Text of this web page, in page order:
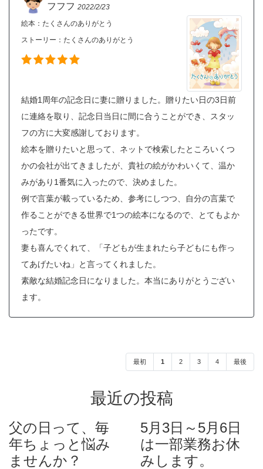
フフフ 2022/2/23
絵本：たくさんのありがとう
ストーリー： たくさんのありがとう
結婚1周年の記念日に妻に贈りました。贈りたい日の3日前
に連絡を取り、記念日当日に間に合うことができ、スタッ
フの方に大変感謝しております。
絵本を贈りたいと思って、ネットで検索したところいくつ
かの会社が出てきましたが、貴社の絵がかわいくて、温か
みがあり1番気に入ったので、決めました。
例で言葉が載っているため、参考にしつつ、自分の言葉で
作ることができる世界で1つの絵本になるので、とてもよか
ったです。
妻も喜んでくれて、「子どもが生まれたら子どもにも作っ
てあげたいね」と言ってくれました。
素敵な結婚記念日になりました。本当にありがとうござい
ます。
最初 1 2 3 4 最後
最近の投稿
父の日って、毎
年ちょっと悩み
ませんか？
5月3日～5月6日
は一部業務お休
みします。